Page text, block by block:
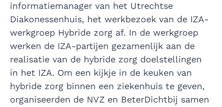
informatiemanager van het Utrechtse
Diakonessenhuis, het werkbezoek van de IZA-
werkgroep Hybride zorg af. In de werkgroep
werken de IZA-partijen gezamenlijk aan de
realisatie van de hybride zorg doelstellingen
in het IZA. Om een kijkje in de keuken van
hybride zorg binnen een ziekenhuis te geven,
organiseerden de NVZ en BeterDichtbij samen